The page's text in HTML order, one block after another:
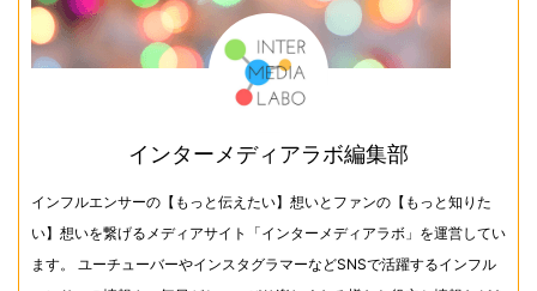
インターメディアラボ編集部
インフルエンサーの【もっと伝えたい】想いとファンの【もっと知りた
い】想いを繋げるメディアサイト「インターメディアラボ」を運営してい
ます。 ユーチューバーやインスタグラマーなどSNSで活躍するインフル